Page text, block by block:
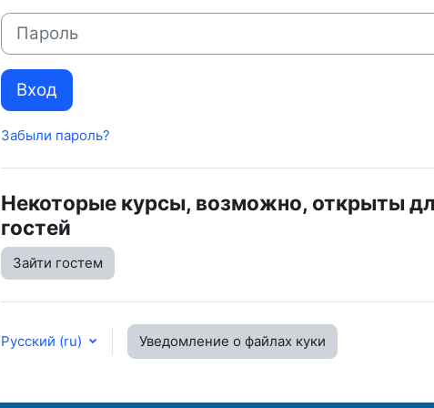
Пароль
Вход
Забыли пароль?
Некоторые курсы, возможно, открыты
гостей
Зайти гостем
Русский ‎(ru)‎ Уведомление о файлах куки